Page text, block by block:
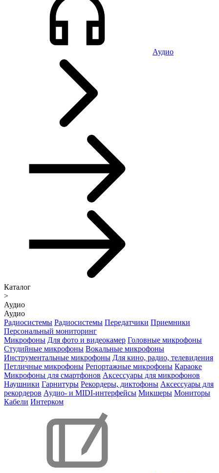
Аудио
Каталог
>
Аудио
Аудио
Радиосистемы Радиосистемы Передатчики Приемники
Персональный мониторинг
Микрофоны Для фото и видеокамер Головные микрофоны
Студийные микрофоны Вокальные микрофоны
Инструментальные микрофоны Для кино, радио, телевидения
Петличные микрофоны Репортажные микрофоны Караоке
Микрофоны для смартфонов Аксессуары для микрофонов
Наушники Гарнитуры Рекордеры, диктофоны Аксессуары для
рекордеров Аудио- и MIDI-интерфейсы Микшеры Мониторы
Кабели Интерком